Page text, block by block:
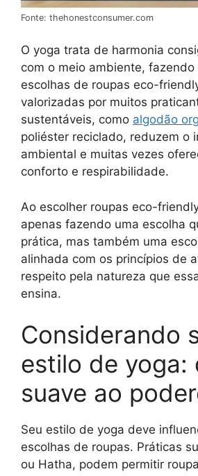
Fonte: thehonestconsumer.com
O yoga trata de harmonia
com o meio ambiente, fazendo
escolhas de roupas eco-
valorizadas por muitos
sustentáveis, como algodão
poliéster reciclado, reduzem o
ambiental e muitas vezes
conforto e respirabilidade.
Ao escolher roupas eco-
apenas fazendo uma escolha
prática, mas também uma
alinhada com os princípios de
respeito pela natureza que
ensina.
Considerando
estilo de yoga:
suave ao
Seu estilo de yoga deve
escolhas de roupas. Práticas
ou Hatha, podem permitir